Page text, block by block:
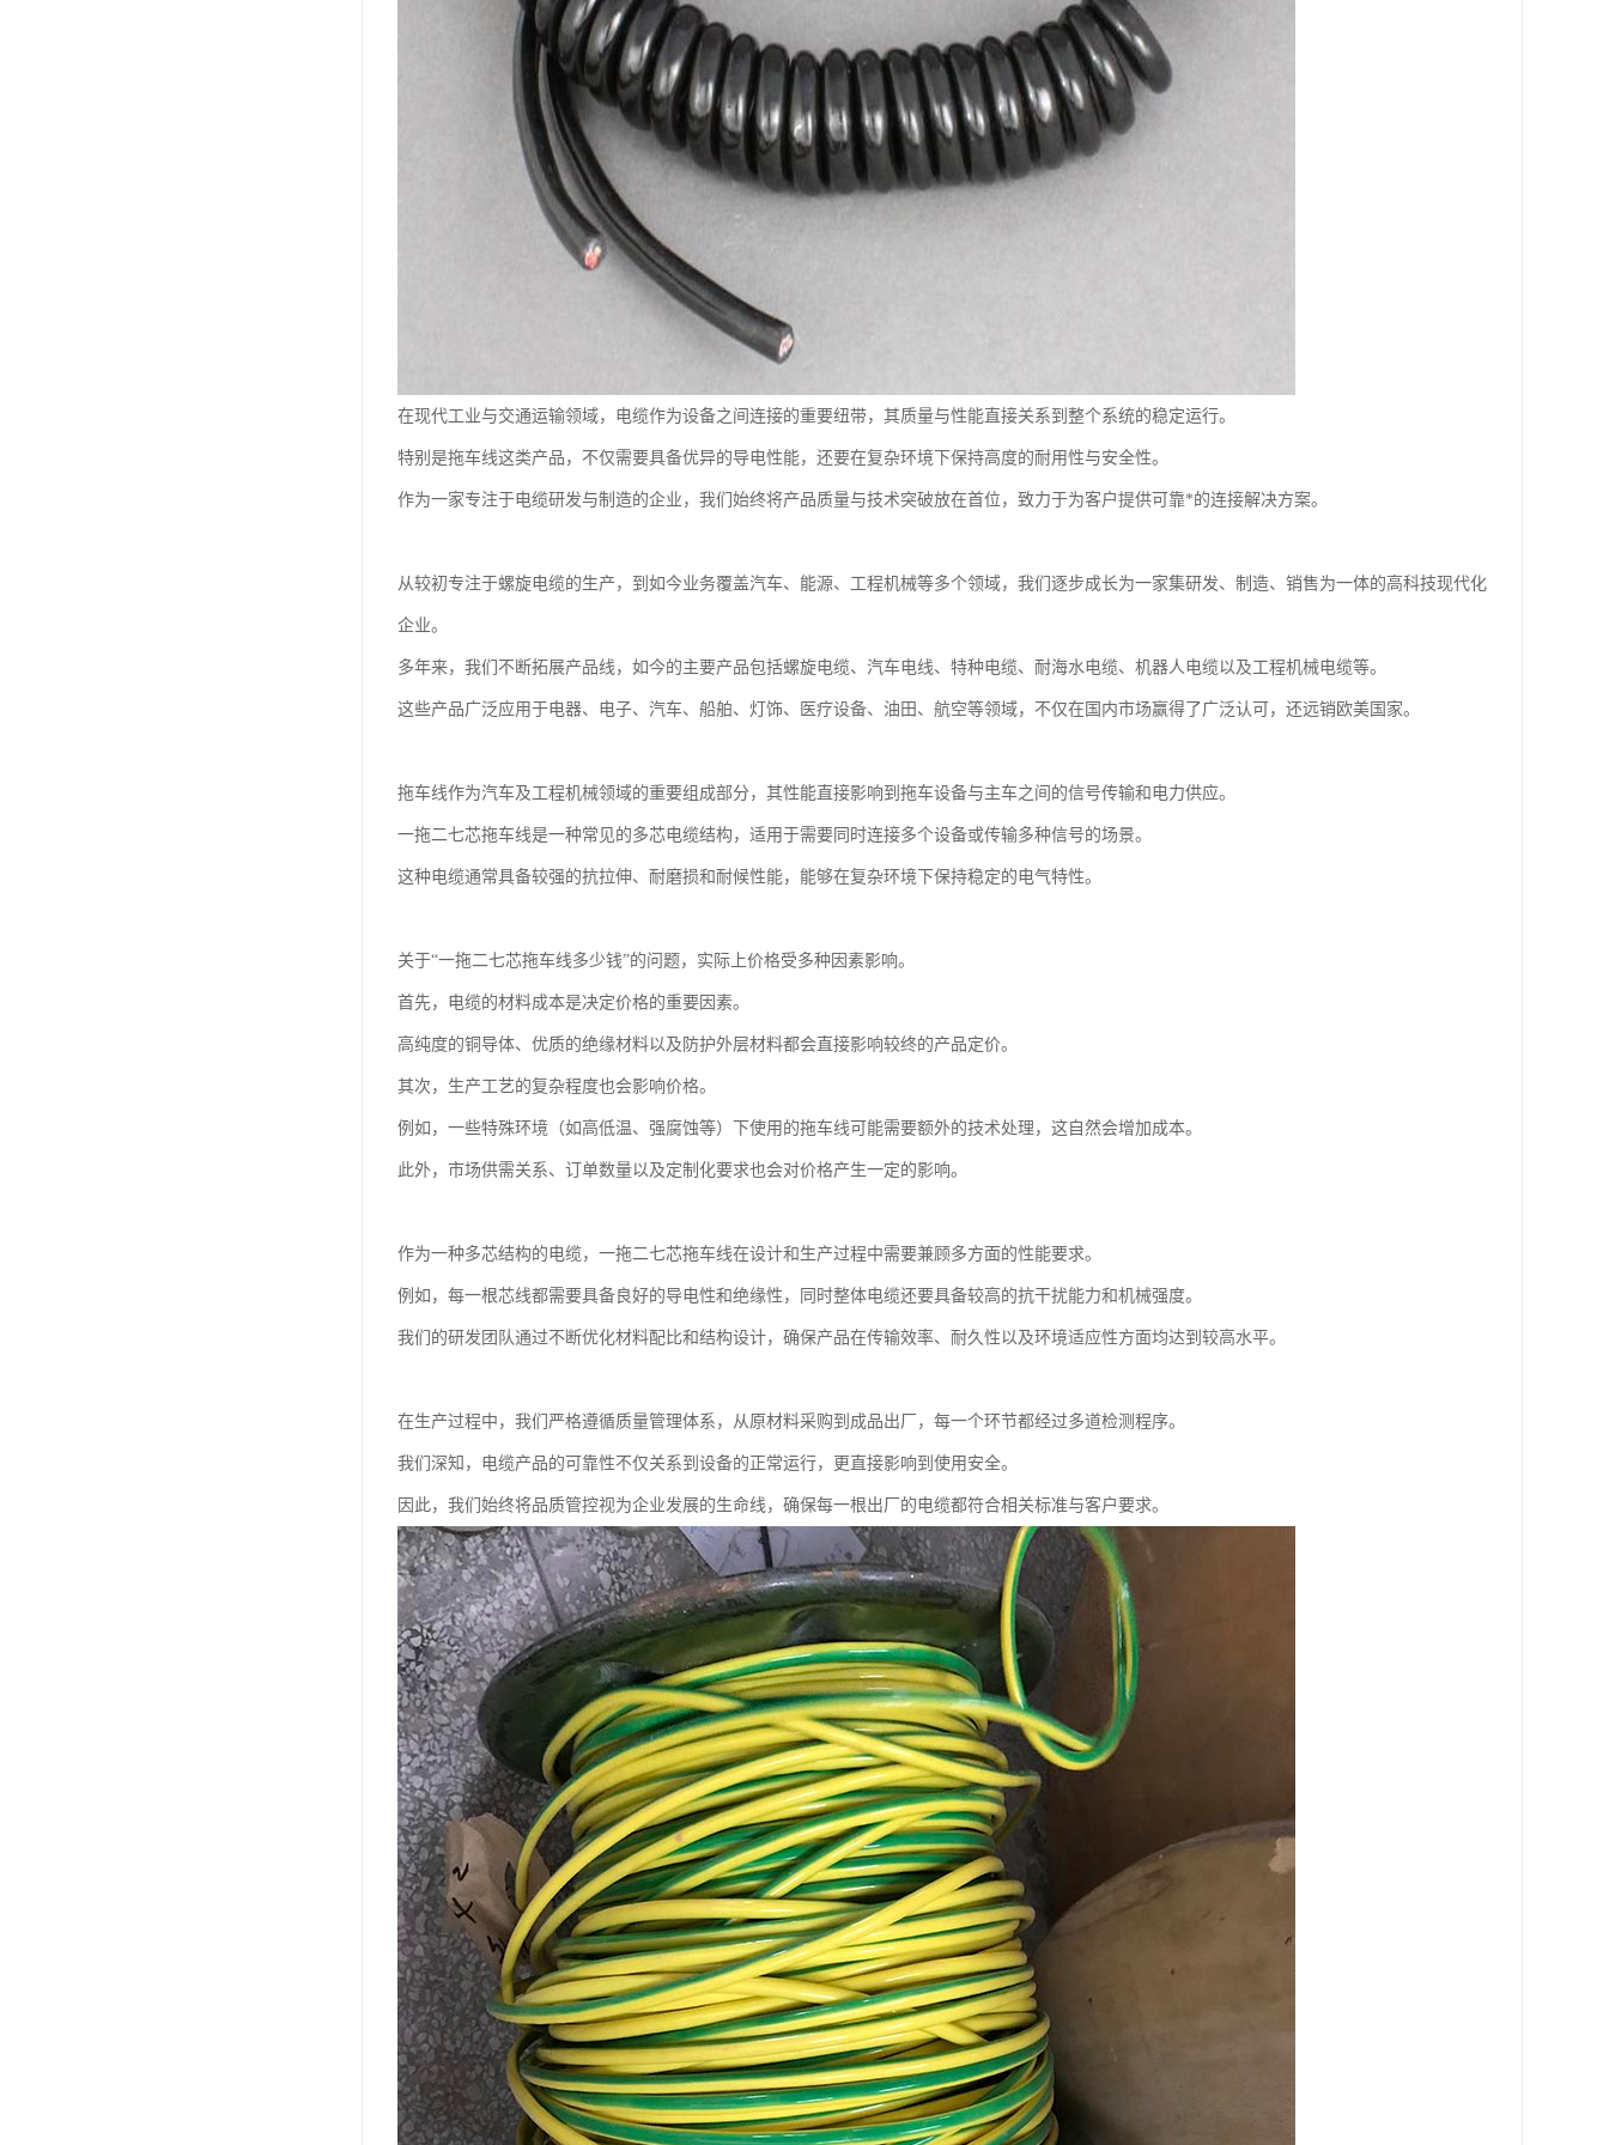
在现代工业与交通运输领域，电缆作为设备之间连接的重要纽带，其质量与性能直接关系到整个系统的稳定运行。
特别是拖车线这类产品，不仅需要具备优异的导电性能，还要在复杂环境下保持高度的耐用性与安全性。
作为一家专注于电缆研发与制造的企业，我们始终将产品质量与技术突破放在首位，致力于为客户提供可靠*的连接解决方案。
从较初专注于螺旋电缆的生产，到如今业务覆盖汽车、能源、工程机械等多个领域，我们逐步成长为一家集研发、制造、销售为一体的高科技现代化
企业。
多年来，我们不断拓展产品线，如今的主要产品包括螺旋电缆、汽车电线、特种电缆、耐海水电缆、机器人电缆以及工程机械电缆等。
这些产品广泛应用于电器、电子、汽车、船舶、灯饰、医疗设备、油田、航空等领域，不仅在国内市场赢得了广泛认可，还远销欧美国家。
拖车线作为汽车及工程机械领域的重要组成部分，其性能直接影响到拖车设备与主车之间的信号传输和电力供应。
一拖二七芯拖车线是一种常见的多芯电缆结构，适用于需要同时连接多个设备或传输多种信号的场景。
这种电缆通常具备较强的抗拉伸、耐磨损和耐候性能，能够在复杂环境下保持稳定的电气特性。
关于“一拖二七芯拖车线多少钱”的问题，实际上价格受多种因素影响。
首先，电缆的材料成本是决定价格的重要因素。
高纯度的铜导体、优质的绝缘材料以及防护外层材料都会直接影响较终的产品定价。
其次，生产工艺的复杂程度也会影响价格。
例如，一些特殊环境（如高低温、强腐蚀等）下使用的拖车线可能需要额外的技术处理，这自然会增加成本。
此外，市场供需关系、订单数量以及定制化要求也会对价格产生一定的影响。
作为一种多芯结构的电缆，一拖二七芯拖车线在设计和生产过程中需要兼顾多方面的性能要求。
例如，每一根芯线都需要具备良好的导电性和绝缘性，同时整体电缆还要具备较高的抗干扰能力和机械强度。
我们的研发团队通过不断优化材料配比和结构设计，确保产品在传输效率、耐久性以及环境适应性方面均达到较高水平。
在生产过程中，我们严格遵循质量管理体系，从原材料采购到成品出厂，每一个环节都经过多道检测程序。
我们深知，电缆产品的可靠性不仅关系到设备的正常运行，更直接影响到使用安全。
因此，我们始终将品质管控视为企业发展的生命线，确保每一根出厂的电缆都符合相关标准与客户要求。